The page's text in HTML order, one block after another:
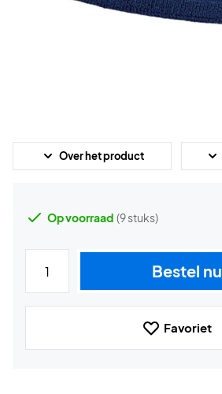
Over het product
Op voorraad (9 stuks)
Bestel nu
Favoriet